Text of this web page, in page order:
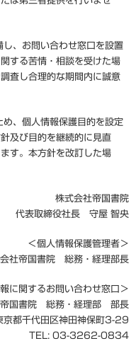
、お問い合わせ窓口を設置
する苦情・相談を受けた場
査し合理的な期間内に誠意
、個人情報保護目的を設定
及び目的を継続的に見直
す。本方針を改訂した場
株式会社帝国書院
代表取締役社長 守屋 智央
＜個人情報保護管理者＞
社帝国書院 総務・経理部長
に関するお問い合わせ窓口＞
帝国書院 総務・経理部 部長
京都千代田区神田神保町3-29
TEL: 03-3262-0834